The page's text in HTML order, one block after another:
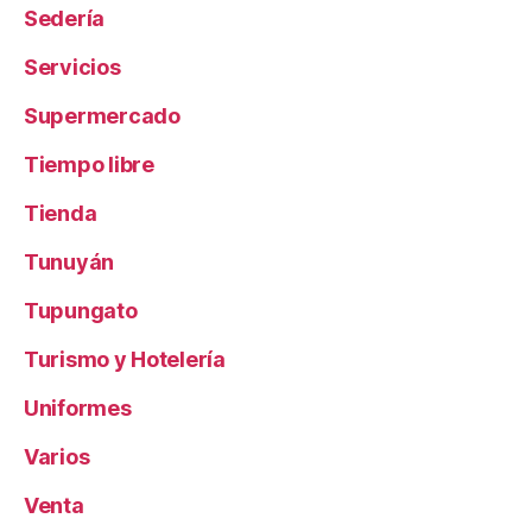
Sedería
Servicios
Supermercado
Tiempo libre
Tienda
Tunuyán
Tupungato
Turismo y Hotelería
Uniformes
Varios
Venta